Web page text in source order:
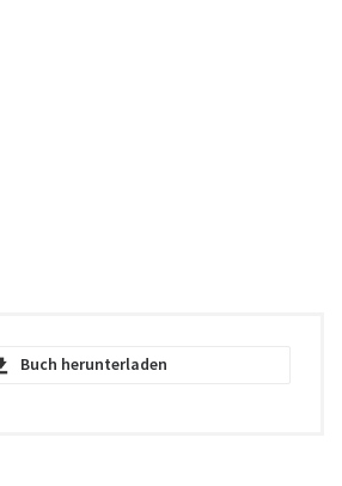
Buch herunterladen